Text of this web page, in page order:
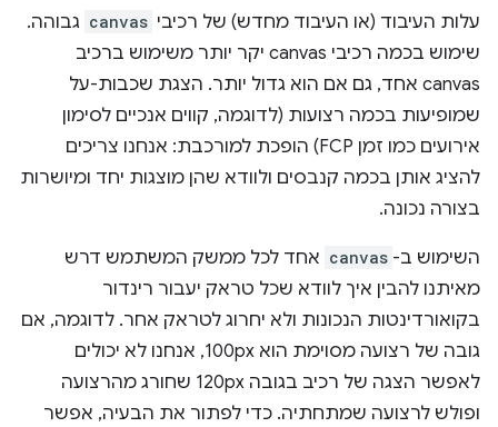
עלות העיבוד (או העיבוד מחדש) של רכיבי canvas גבוהה.
שימוש בכמה רכיבי canvas יקר יותר משימוש ברכיב
canvas אחד, גם אם הוא גדול יותר. הצגת שכבות-על
שמופיעות בכמה רצועות (לדוגמה, קווים אנכיים לסימון
אירועים כמו זמן FCP) הופכת למורכבת: אנחנו צריכים
להציג אותן בכמה קנבסים ולוודא שהן מוצגות יחד ומיושרות
בצורה נכונה.
השימוש ב- canvas אחד לכל ממשק המשתמש דרש
מאיתנו להבין איך לוודא שכל טראק יעבור רינדור
בקואורדינטות הנכונות ולא יחרוג לטראק אחר. לדוגמה, אם
גובה של רצועה מסוימת הוא 100px, אנחנו לא יכולים
לאפשר הצגה של רכיב בגובה 120px שחורג מהרצועה
ופולש לרצועה שמתחתיה. כדי לפתור את הבעיה, אפשר